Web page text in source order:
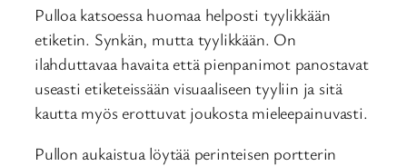
Pulloa katsoessa huomaa helposti tyylikkään
etiketin. Synkän, mutta tyylikkään. On
ilahduttavaa havaita että pienpanimot panostavat
useasti etiketeissään visuaaliseen tyyliin ja sitä
kautta myös erottuvat joukosta mieleepainuvasti.
Pullon aukaistua löytää perinteisen portterin